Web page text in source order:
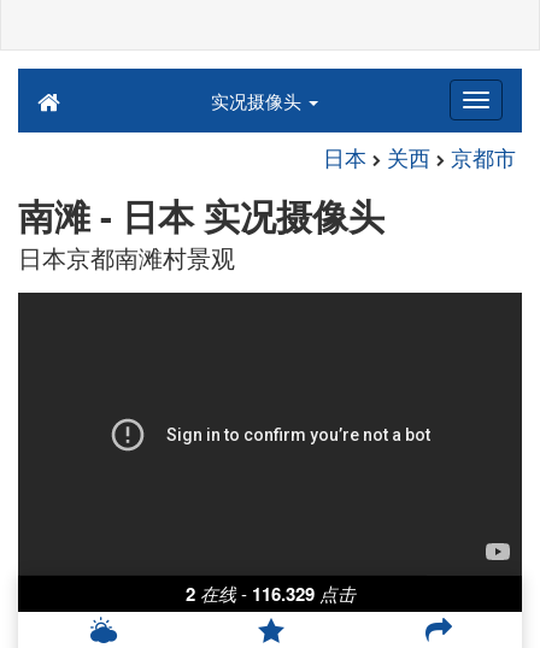
实况摄像头
日本 关西 京都市
南滩 - 日本 实况摄像头
日本京都南滩村景观
2 在线 - 116.329 点击